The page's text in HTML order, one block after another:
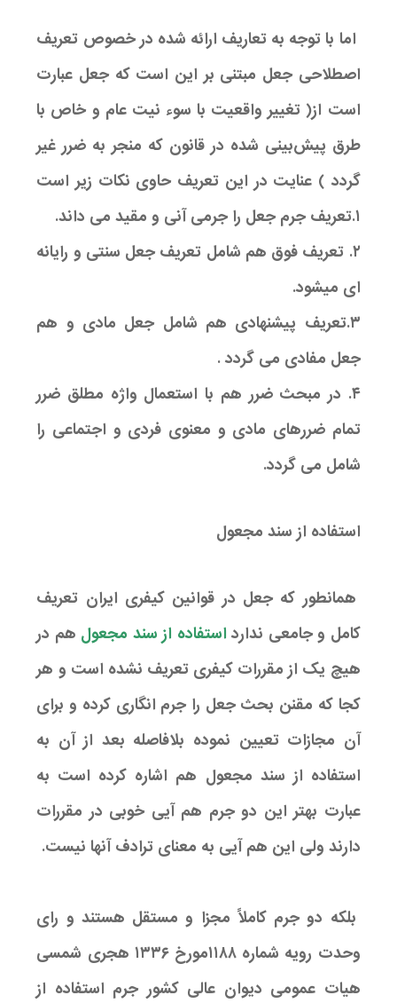
اما با توجه به تعاریف ارائه شده در خصوص تعریف
اصطلاحی جعل مبتنی بر این است که جعل عبارت
است از( تغییر واقعیت با سوء نیت عام و خاص با
طرق پیش‌بینی شده در قانون که منجر به ضرر غیر
گردد ) عنایت در این تعریف حاوی نکات زیر است
۱.تعریف جرم جعل را جرمی آنی و مقید می داند.
۲. تعریف فوق هم شامل تعریف جعل سنتی و رایانه
ای میشود.
۳.تعریف پیشنهادی هم شامل جعل مادی و هم
جعل مفادی می گردد .
۴. در مبحث ضرر هم با استعمال واژه مطلق ضرر
تمام ضررهای مادی و معنوی فردی و اجتماعی را
شامل می گردد.
استفاده از سند مجعول
همانطور که جعل در قوانین کیفری ایران تعریف
کامل و جامعی ندارد استفاده از سند مجعول هم در
هیچ یک از مقررات کیفری تعریف نشده است و هر
کجا که مقنن بحث جعل را جرم انگاری کرده و برای
آن مجازات تعیین نموده بلافاصله بعد از آن به
استفاده از سند مجعول هم اشاره کرده است به
عبارت بهتر این دو جرم هم آیی خوبی در مقررات
دارند ولی این هم آیی به معنای ترادف آنها نیست.
بلکه دو جرم کاملاً مجزا و مستقل هستند و رای
وحدت رویه شماره ۱۱۸۸مورخ ۱۳۳۶ هجری شمسی
هیات عمومی دیوان عالی کشور جرم استفاده از